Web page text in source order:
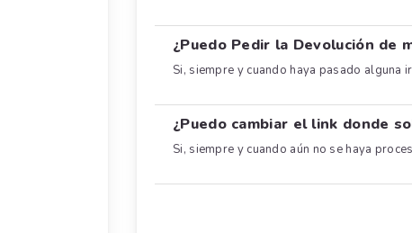
¿Puedo Pedir la Devolución de
Si, siempre y cuando haya pasado
¿Puedo cambiar el link donde
Si, siempre y cuando aún no se haya